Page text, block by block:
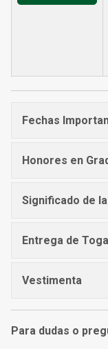
Fechas
Honores en
Significado de
Entrega de
Vestimenta
Para dudas o